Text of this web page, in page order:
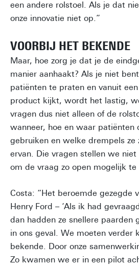
een andere rolstoel. Als je dat
onze innovatie niet op.”
VOORBIJ HET BEKENDE
Maar, hoe zorg je dat je de
manier aanhaakt? Als je niet
patiënten te praten en vanuit
product kijkt, wordt het lastig,
vragen dus niet alleen of de
wanneer, hoe en waar patiënten
gebruiken en welke drempels ze
ervan. Die vragen stellen we
om de vraag zo open mogelijk te
Costa: “Het beroemde gezegde
Henry Ford – ‘Als ik had
dan hadden ze snellere paarden
in ons geval. We moeten verder
bekende. Door onze
Zo kwamen we er in een pilot